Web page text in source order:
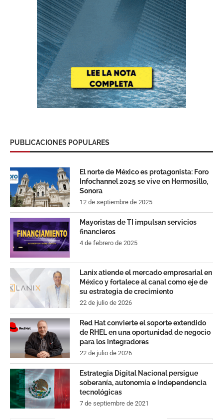
PUBLICACIONES POPULARES
El norte de México es protagonista: Foro
Infochannel 2025 se vive en Hermosillo,
Sonora
12 de septiembre de 2025
Mayoristas de TI impulsan servicios
financieros
4 de febrero de 2025
Lanix atiende el mercado empresarial en
México y fortalece al canal como eje de
su estrategia de crecimiento
22 de julio de 2026
Red Hat convierte el soporte extendido
de RHEL en una oportunidad de negocio
para los integradores
22 de julio de 2026
Estrategia Digital Nacional persigue
soberanía, autonomía e independencia
tecnológicas
7 de septiembre de 2021